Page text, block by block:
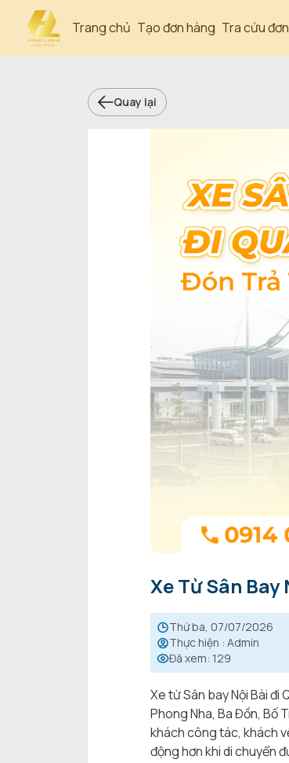
Trang chủ Tạo đơn hàng Tra cứu đơn
Quay lại
Xe Từ Sân
thứ ba, 07/07/2026
Thực hiện : Admin
Đã xem: 129
Xe từ Sân bay Nội Bài đi
Phong Nha, Ba Đồn, Bố
khách công tác, khách
động hơn khi di chuyển